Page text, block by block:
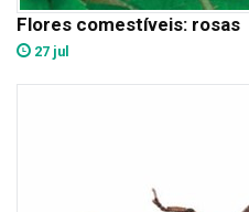
Flores comestíveis: rosas
27 jul